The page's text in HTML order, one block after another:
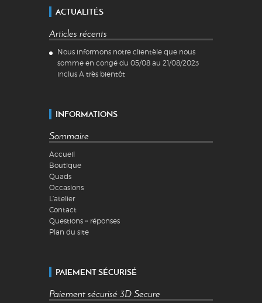
ACTUALITÉS
Articles récents
Nous informons notre clientèle que nous
somme en congé du 05/08 au 21/08/2023
inclus A très bientôt
INFORMATIONS
Sommaire
Accueil
Boutique
Quads
Occasions
L’atelier
Contact
Questions ~ réponses
Plan du site
PAIEMENT SÉCURISÉ
Paiement sécurisé 3D Secure